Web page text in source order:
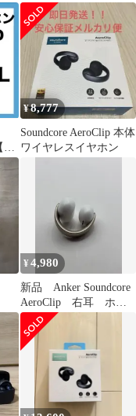
カー サウンドコア
¥8,777
Soundcore AeroClip 本体
ワイヤレスイヤホン
¥4,980
新品 Anker Soundcore
AeroClip 右耳 ホワ
イト イヤホン